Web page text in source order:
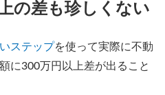
の差も珍しくない
ステップを使って実際に不動
に300万円以上差が出ること